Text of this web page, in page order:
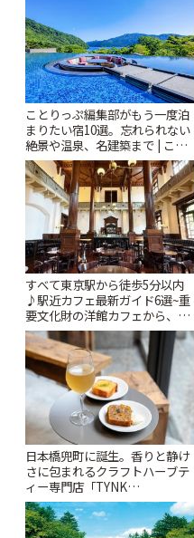
ことりっぷ編集部がもう一度泊
まりたい宿10選。忘れられない
絶景や温泉、名建築まで | こと
りっぷ
すべて東京駅から徒歩5分以内
♪駅近カフェ最新ガイド6選~重
要文化財の洋館カフェから、改
札すぐのレトロ喫茶まで~ | こと
りっぷ
日本橋兜町に誕生。香りと静け
さに包まれるクラフトハーブテ
ィー専門店「TYNK
Kabutocho」 | ことりっぷ